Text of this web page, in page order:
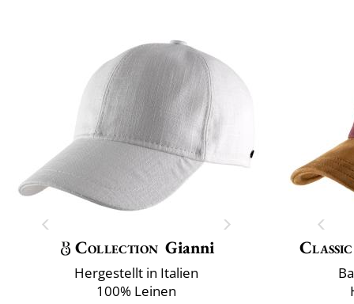
Collection Gianni
Hergestellt in Italien
100% Leinen